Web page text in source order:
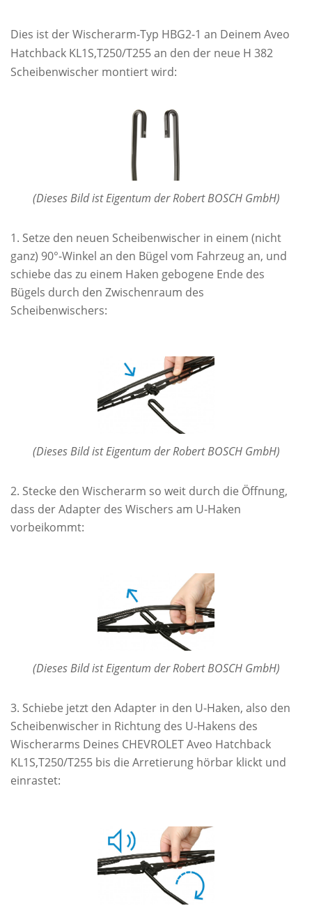
Dies ist der Wischerarm-Typ HBG2-1 an Deinem Aveo
Hatchback KL1S,T250/T255 an den der neue H 382
Scheibenwischer montiert wird:
(Dieses Bild ist Eigentum der Robert BOSCH GmbH)
Setze den neuen Scheibenwischer in einem (nicht
ganz) 90°-Winkel an den Bügel vom Fahrzeug an, und
schiebe das zu einem Haken gebogene Ende des
Bügels durch den Zwischenraum des
Scheibenwischers:
(Dieses Bild ist Eigentum der Robert BOSCH GmbH)
Stecke den Wischerarm so weit durch die Öffnung,
dass der Adapter des Wischers am U-Haken
vorbeikommt:
(Dieses Bild ist Eigentum der Robert BOSCH GmbH)
Schiebe jetzt den Adapter in den U-Haken, also den
Scheibenwischer in Richtung des U-Hakens des
Wischerarms Deines CHEVROLET Aveo Hatchback
KL1S,T250/T255 bis die Arretierung hörbar klickt und
einrastet: